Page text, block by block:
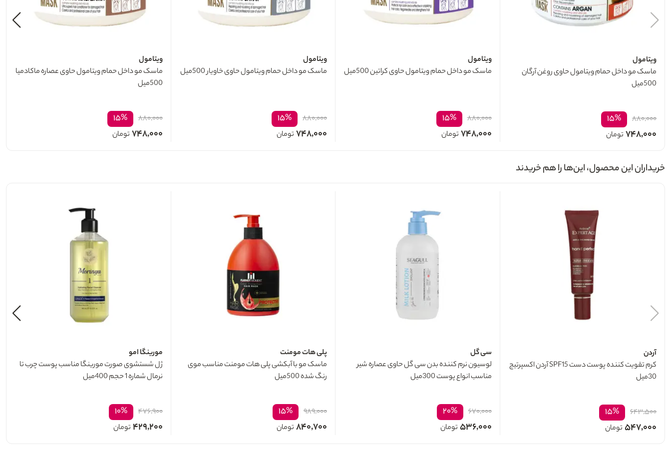
ویتامول
ماسک مو داخل حمام ویتامول حاوی روغن آرگان
500میل
۸۸۰,۰۰۰ ۱۵%
۷۴۸,۰۰۰ تومان
ویتامول
ماسک مو داخل حمام ویتامول حاوی کراتین 500میل
۸۸۰,۰۰۰ ۱۵%
۷۴۸,۰۰۰ تومان
ویتامول
ماسک مو داخل حمام ویتامول حاوی خاویار 500میل
۸۸۰,۰۰۰ ۱۵%
۷۴۸,۰۰۰ تومان
ویتامول
ماسک مو داخل حمام ویتامول حاوی عصاره ماکادمیا
500میل
۸۸۰,۰۰۰ ۱۵%
۷۴۸,۰۰۰ تومان
خریداران این محصول، این‌ها را هم خریدند
آردن
کرم تقویت کننده پوست دست SPF15 آردن اکسپرتیج
30میل
۶۴۳,۵۰۰ ۱۵%
۵۴۷,۰۰۰ تومان
سی گل
لوسیون نرم کننده بدن سی گل حاوی عصاره شیر
مناسب انواع پوست 300میل
۶۷۰,۰۰۰ ۲۰%
۵۳۶,۰۰۰ تومان
پلی هات مومنت
ماسک مو با آبکشی پلی هات مومنت مناسب موی
رنگ شده 500میل
۹۸۹,۰۰۰ ۱۵%
۸۴۰,۷۰۰ تومان
مورینگا امو
ژل شستشوی صورت مورینگا مناسب پوست چرب تا
نرمال شماره 1 حجم 400میل
۴۷۶,۹۰۰ ۱۰%
۴۲۹,۲۰۰ تومان